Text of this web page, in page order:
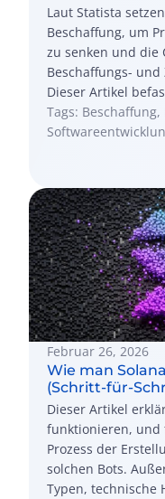
Laut Statista
Beschaffung, um
zu senken und die
Beschaffungs-
Dieser Artikel
Strategien, die
Beschaffung zu
Tags:
Februar 26, 2026
Wie man
(Schritt-für-
Dieser Artikel
funktionieren, und
Prozess der
solchen Bots.
Typen, technische